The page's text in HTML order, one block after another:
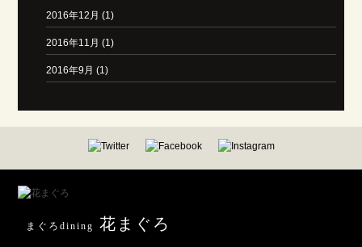
2016年12月 (1)
2016年11月 (1)
2016年9月 (1)
まぐろdining 花まぐろ